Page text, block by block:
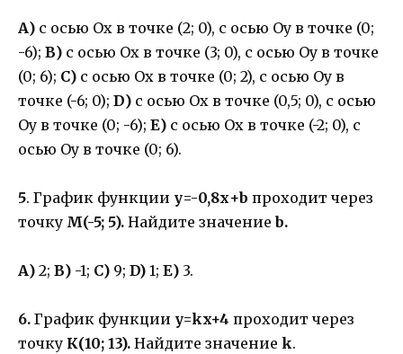
А) с осью Ох в точке (2; 0), с осью Оу в точке (0;
-6); В) с осью Ох в точке (3; 0), с осью Оу в точке
(0; 6); С) с осью Ох в точке (0; 2), с осью Оу в
точке (-6; 0); D) с осью Ох в точке (0,5; 0), с осью
Оу в точке (0; -6); Е) с осью Ох в точке (-2; 0), с
осью Оу в точке (0; 6).
5. График функции у=-0,8х+b проходит через
точку М(-5; 5). Найдите значениеb.
А) 2; В) -1; С) 9; D) 1; Е) 3.
6. График функции y=kx+4 проходит через
точку К(10; 13). Найдите значение k.